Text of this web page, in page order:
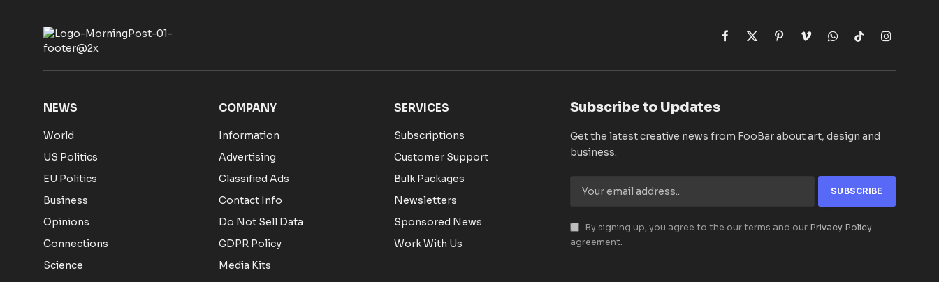
Facebook
X
PinterestVimeoWhatsApp
TikTokInstagram
NEWS
World
US Politics
EU Politics
Business
Opinions
Connections
Science
COMPANY
Information
Advertising
Classified Ads
Contact Info
Do Not Sell Data
GDPR Policy
Media Kits
SERVICES
Subscriptions
Customer Support
Bulk Packages
Newsletters
Sponsored News
Work With Us
Subscribe to Updates
Get the latest creative news from FooBar about art, design and
business.
By signing up, you agree to the our terms and our Privacy Policy
agreement.